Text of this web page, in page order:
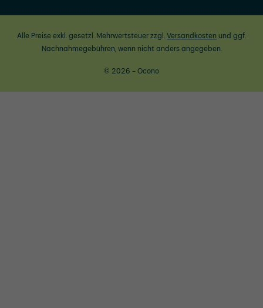
Alle Preise exkl. gesetzl. Mehrwertsteuer zzgl.Versandkosten und ggf.
Nachnahmegebühren, wenn nicht anders angegeben.
© 2026 - Ocono